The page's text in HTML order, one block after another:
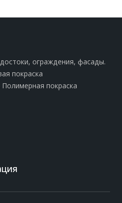
ограждения, фасады.
покраска
покраска